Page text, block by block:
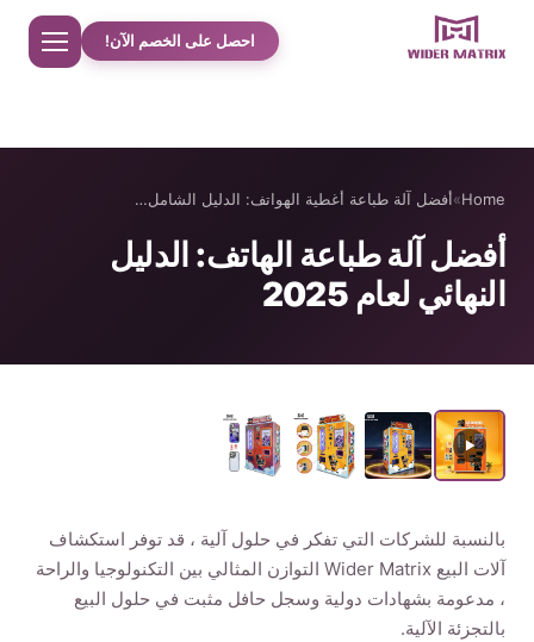
Home
مت جر
دراسات حالة حلوى القطن
الهاتف حالة آلة بيع
الم نت ج
احصل على الخصم الآن!
Home
»أفضل آلة طباعة أغطية الهواتف: الدليل الشامل…
أفضل آلة طباعة الهاتف: الدليل
النهائي لعام 2025
بالنسبة للشركات التي تفكر في حلول آلية ، قد توفر استكشاف
آلات البيع Wider Matrix التوازن المثالي بين التكنولوجيا والراحة
، مدعومة بشهادات دولية وسجل حافل مثبت في حلول البيع
بالتجزئة الآلية.